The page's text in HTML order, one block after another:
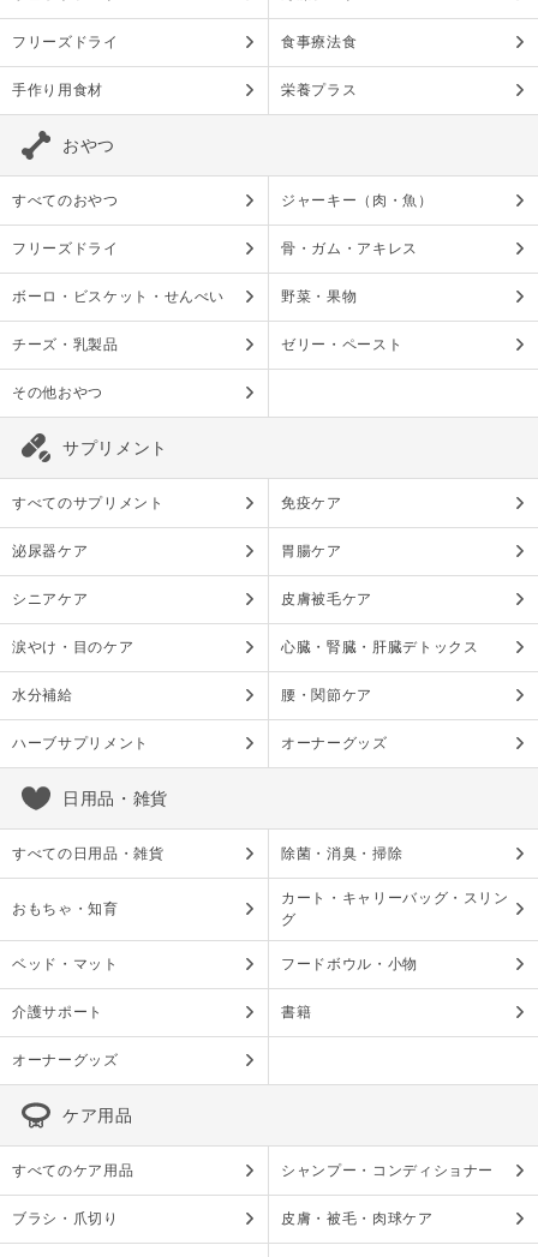
フリーズドライ 食事療法食
手作り用食材 栄養プラス
おやつ
すべてのおやつ ジャーキー（肉・魚）
フリーズドライ 骨・ガム・アキレス
ボーロ・ビスケット・せんべい 野菜・果物
チーズ・乳製品 ゼリー・ペースト
その他おやつ
サプリメント
すべてのサプリメント 免疫ケア
泌尿器ケア 胃腸ケア
シニアケア 皮膚被毛ケア
涙やけ・目のケア 心臓・腎臓・肝臓デトックス
水分補給 腰・関節ケア
ハーブサプリメント オーナーグッズ
日用品・雑貨
すべての日用品・雑貨 除菌・消臭・掃除
おもちゃ・知育
カート・キャリーバッグ・スリン
グ
ベッド・マット フードボウル・小物
介護サポート 書籍
オーナーグッズ
ケア用品
すべてのケア用品 シャンプー・コンディショナー
ブラシ・爪切り 皮膚・被毛・肉球ケア